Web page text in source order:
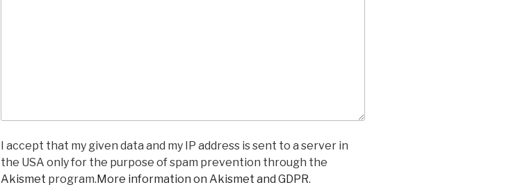
I accept that my given data and my IP address is sent to a server in
the USA only for the purpose of spam prevention through the
Akismet program.More information on Akismet and GDPR.